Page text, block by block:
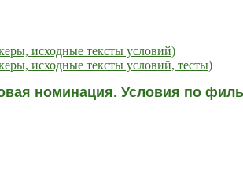
исходные тексты условий)
исходные тексты условий, тесты)
номинация. Условия по